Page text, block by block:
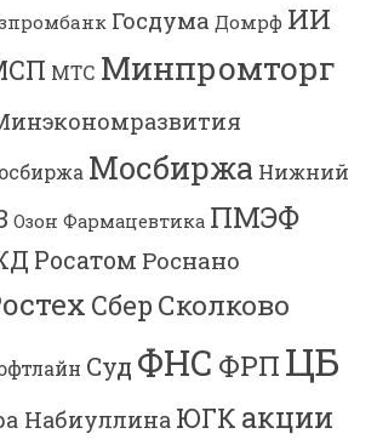
Госдума Домрф ИИ
МТС Минпромторг
Мосбиржа Нижний
Озон Фармацевтика ПМЭФ
Росатом Роснано
Сбер Сколково
Суд ФНС ФРП ЦБ
Набиуллина ЮГК акции